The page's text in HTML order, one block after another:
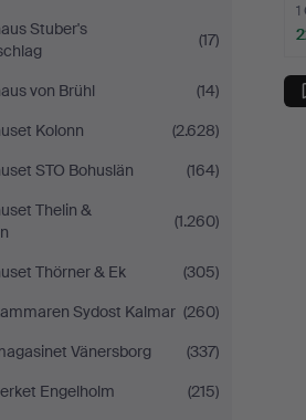
Stuber's
(17)
von Brühl
(14)
Kolonn
(2.628)
STO Bohuslän
(164)
Thelin &
(1.260)
Thörner & Ek
(305)
Sydost Kalmar (260)
Vänersborg
(337)
Engelholm
(215)